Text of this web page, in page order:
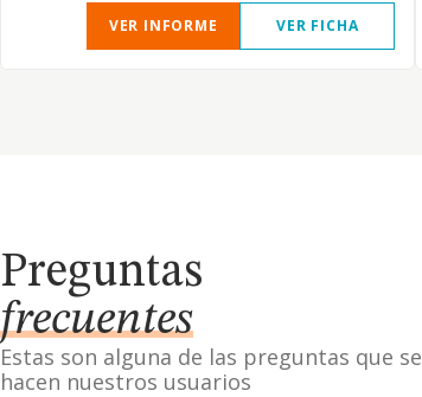
VER INFORME VER FICHA
Preguntas
frecuentes
Estas son alguna de las preguntas que se
hacen nuestros usuarios